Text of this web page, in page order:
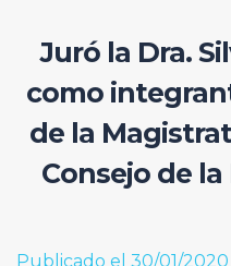
Juró la Dra.
como
de la
Consejo de
Publicado el 30/01/2020